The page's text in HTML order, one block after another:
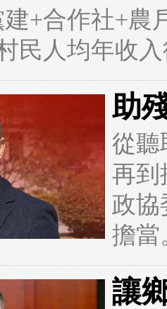
+合作社+農
民人均年收
助
從聽
再到
政協
擔當
讓